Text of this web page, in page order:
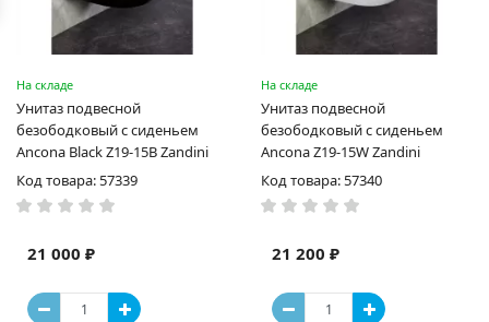
На складе
Унитаз подвесной
безободковый с сиденьем
Ancona Black Z19-15B Zandini
Код товара: 57339
21 000 ₽
На складе
Унитаз подвесной
безободковый с сиденьем
Ancona Z19-15W Zandini
Код товара: 57340
21 200 ₽